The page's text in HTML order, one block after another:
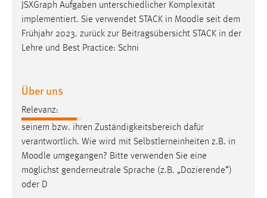
JSXGraph Aufgaben unterschiedlicher Komplexität
implementiert. Sie verwendet STACK in Moodle seit dem
Frühjahr 2023. zurück zur Beitragsübersicht STACK in der
Lehre und Best Practice: Schni
Über uns
Relevanz:
seinem bzw. ihren Zuständigkeitsbereich dafür
verantwortlich. Wie wird mit Selbstlerneinheiten z.B. in
Moodle umgegangen? Bitte verwenden Sie eine
möglichst genderneutrale Sprache (z.B. „Dozierende“)
oder D
MARKETING
Marketing Cookies werden von Drittanbietern
hinweg verfolgen.
Google Ads
Name:
_gcl_au
Anbieter: